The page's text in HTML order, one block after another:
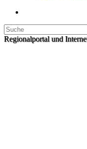
Regionalportal und